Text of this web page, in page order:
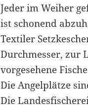
Jeder im Weiher
ist schonend
Textiler
Durchmesser, zur
vorgesehene
Die Angelplätze
Die